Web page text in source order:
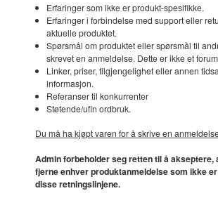
Erfaringer som ikke er produkt-spesifikke.
Erfaringer i forbindelse med support eller
aktuelle produktet.
Spørsmål om produktet eller spørsmål til
skrevet en anmeldelse. Dette er ikke et
Linker, priser, tilgjengelighet eller annen
informasjon.
Referanser til konkurrenter
Støtende/ufin ordbruk.
Du må ha kjøpt varen for å skrive en
Admin forbeholder seg retten til å akseptere,
fjerne enhver produktanmeldelse som ikke
disse retningslinjene.